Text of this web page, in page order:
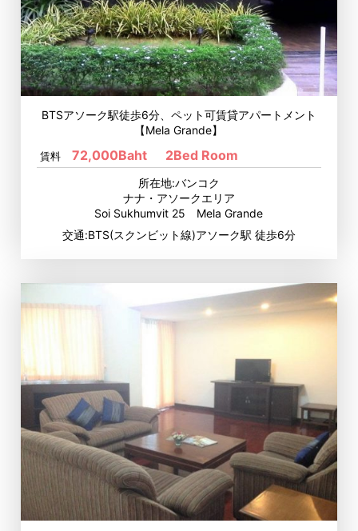
BTSアソーク駅徒歩6分、ペット可賃貸アパートメント
【Mela Grande】
賃料 72,000Baht 2Bed Room
所在地:バンコク
ナナ・アソークエリア
Soi Sukhumvit 25 Mela Grande
交通:BTS(スクンビット線)アソーク駅 徒歩6分